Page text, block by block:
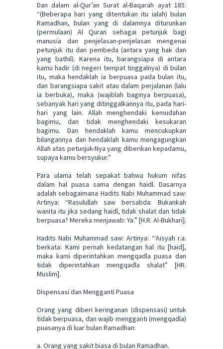
Dan dalam al-Qur’an Surat al-Baqarah ayat 185.
“(Beberapa hari yang ditentukan itu ialah) bulan
Ramadhan, bulan yang di dalamnya diturunkan
(permulaan) Al Quran sebagai petunjuk bagi
manusia dan penjelasan-penjelasan mengenai
petunjuk itu dan pembeda (antara yang hak dan
yang bathil). Karena itu, barangsiapa di antara
kamu hadir (di negeri tempat tinggalnya) di bulan
itu, maka hendaklah ia berpuasa pada bulan itu,
dan barangsiapa sakit atau dalam perjalanan (lalu
ia berbuka), maka (wajiblah baginya berpuasa),
sebanyak hari yang ditinggalkannya itu, pada hari-
hari yang lain. Allah menghendaki kemudahan
bagimu, dan tidak menghendaki kesukaran
bagimu. Dan hendaklah kamu mencukupkan
bilangannya dan hendaklah kamu mengagungkan
Allah atas petunjuk-Nya yang diberikan kepadamu,
supaya kamu bersyukur.”
Para ulama telah sepakat bahwa hukum nifas
dalam hal puasa sama dengan haidl. Dasarnya
adalah sebagaimana Hadits Nabi Muhammad saw:
Artinya: “Rasulullah saw bersabda: Bukankah
wanita itu jika sedang haidl, tidak shalat dan tidak
berpuasa? Mereka menjawab: Ya.” [H.R. Al-Bukhari].
Hadits Nabi Muhammad saw: Artinya: “‘Aisyah r.a.
berkata: Kami pernah kedatangan hal itu [haid],
maka kami diperintahkan mengqadla puasa dan
tidak diperintahkan mengqadla shalat” [HR.
Muslim].
Dispensasi dan Mengganti Puasa
Orang yang diberi keringanan (dispensasi) untuk
tidak berpuasa, dan wajib mengganti (mengqadla)
puasanya di luar bulan Ramadhan:
a. Orang yang sakit biasa di bulan Ramadhan.